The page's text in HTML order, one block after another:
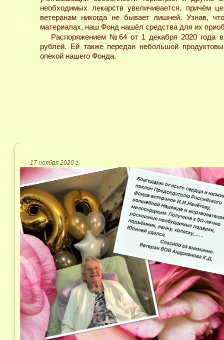
необходимых лекарств увеличивается, причём
ветеранам никогда не бывает лишней. Узнав,
материалах, наш Фонд нашёл средства для их
Распоряжением №64 от 1 декабря 2020 года
рублей. Ей также передан небольшой
опекой нашего Фонда.
17 ноября 2020 г.